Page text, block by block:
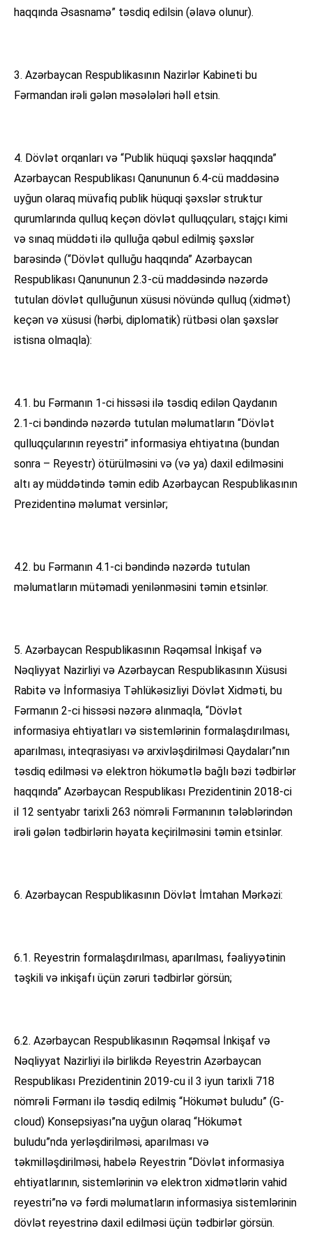
haqqında Əsasnamə” təsdiq edilsin (əlavə olunur).
3. Azərbaycan Respublikasının Nazirlər Kabineti bu
Fərmandan irəli gələn məsələləri həll etsin.
4. Dövlət orqanları və “Publik hüquqi şəxslər haqqında”
Azərbaycan Respublikası Qanununun 6.4-cü maddəsinə
uyğun olaraq müvafiq publik hüquqi şəxslər struktur
qurumlarında qulluq keçən dövlət qulluqçuları, stajçı kimi
və sınaq müddəti ilə qulluğa qəbul edilmiş şəxslər
barəsində (“Dövlət qulluğu haqqında” Azərbaycan
Respublikası Qanununun 2.3-cü maddəsində nəzərdə
tutulan dövlət qulluğunun xüsusi növündə qulluq (xidmət)
keçən və xüsusi (hərbi, diplomatik) rütbəsi olan şəxslər
istisna olmaqla):
4.1. bu Fərmanın 1-ci hissəsi ilə təsdiq edilən Qaydanın
2.1-ci bəndində nəzərdə tutulan məlumatların “Dövlət
qulluqçularının reyestri” informasiya ehtiyatına (bundan
sonra – Reyestr) ötürülməsini və (və ya) daxil edilməsini
altı ay müddətində təmin edib Azərbaycan Respublikasının
Prezidentinə məlumat versinlər;
4.2. bu Fərmanın 4.1-ci bəndində nəzərdə tutulan
məlumatların mütəmadi yenilənməsini təmin etsinlər.
5. Azərbaycan Respublikasının Rəqəmsal İnkişaf və
Nəqliyyat Nazirliyi və Azərbaycan Respublikasının Xüsusi
Rabitə və İnformasiya Təhlükəsizliyi Dövlət Xidməti, bu
Fərmanın 2-ci hissəsi nəzərə alınmaqla, “Dövlət
informasiya ehtiyatları və sistemlərinin formalaşdırılması,
aparılması, inteqrasiyası və arxivləşdirilməsi Qaydaları”nın
təsdiq edilməsi və elektron hökumətlə bağlı bəzi tədbirlər
haqqında” Azərbaycan Respublikası Prezidentinin 2018-ci
il 12 sentyabr tarixli 263 nömrəli Fərmanının tələblərindən
irəli gələn tədbirlərin həyata keçirilməsini təmin etsinlər.
6. Azərbaycan Respublikasının Dövlət İmtahan Mərkəzi:
6.1. Reyestrin formalaşdırılması, aparılması, fəaliyyətinin
təşkili və inkişafı üçün zəruri tədbirlər görsün;
6.2. Azərbaycan Respublikasının Rəqəmsal İnkişaf və
Nəqliyyat Nazirliyi ilə birlikdə Reyestrin Azərbaycan
Respublikası Prezidentinin 2019-cu il 3 iyun tarixli 718
nömrəli Fərmanı ilə təsdiq edilmiş “Hökumət buludu” (G-
cloud) Konsepsiyası”na uyğun olaraq “Hökumət
buludu”nda yerləşdirilməsi, aparılması və
təkmilləşdirilməsi, habelə Reyestrin “Dövlət informasiya
ehtiyatlarının, sistemlərinin və elektron xidmətlərin vahid
reyestri”nə və fərdi məlumatların informasiya sistemlərinin
dövlət reyestrinə daxil edilməsi üçün tədbirlər görsün.